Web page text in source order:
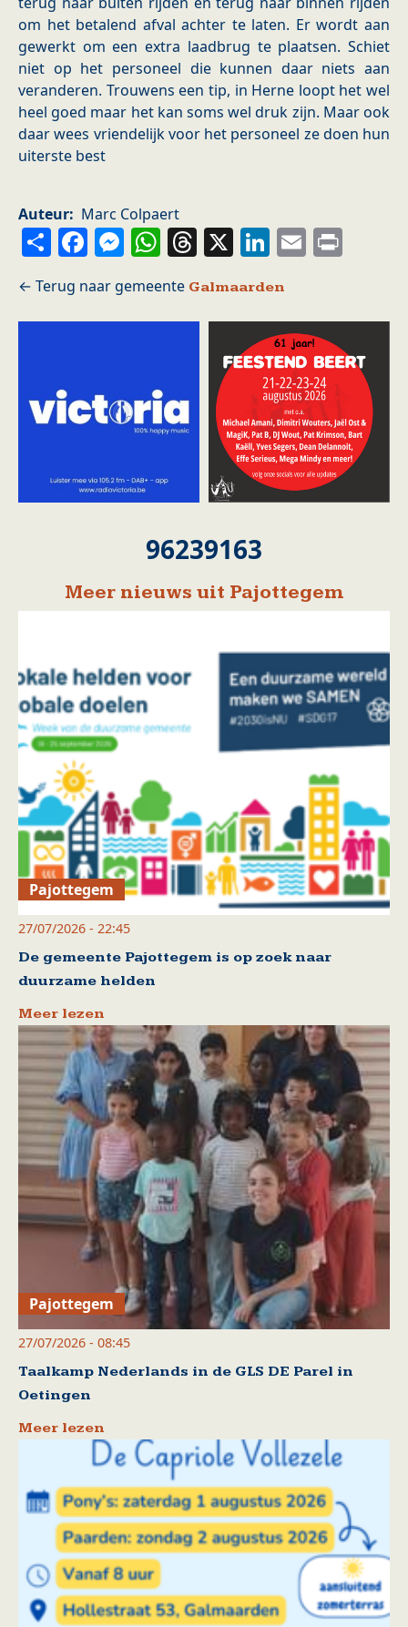
om het betalend afval achter te laten. Er wordt aan
gewerkt om een extra laadbrug te plaatsen. Schiet
niet op het personeel die kunnen daar niets aan
veranderen. Trouwens een tip, in Herne loopt het wel
heel goed maar het kan soms wel druk zijn. Maar ook
daar wees vriendelijk voor het personeel ze doen hun
uiterste best
Auteur Marc Colpaert
ShareFacebook
Messenger
WhatsApp
Threads
X LinkedIn
Email
Galmaarden
96239163
Meer nieuws uit Pajottegem
Pajottegem
27/07/2026 - 22:45
De gemeente Pajottegem is op zoek naar
duurzame helden
Meer lezen
Pajottegem
27/07/2026 - 08:45
Taalkamp Nederlands in de GLS DE Parel in
Oetingen
Meer lezen